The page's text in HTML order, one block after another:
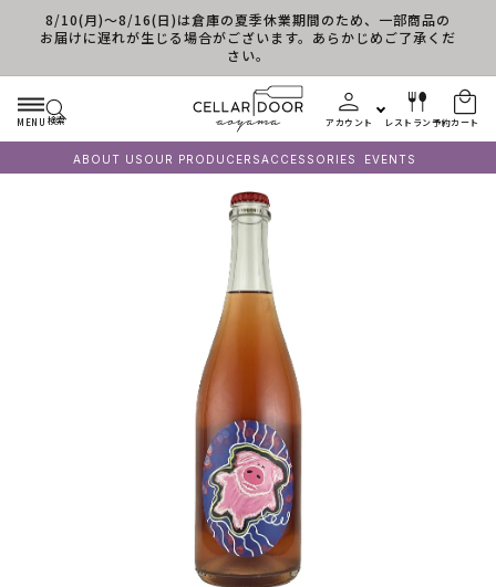
コンテンツに進む
8/10(月)～8/16(日)は倉庫の夏季休業期間のため、一部商品の
お届けに遅れが生じる場合がございます。あらかじめご了承くだ
さい。
MENU 検索 アカウント レストラン予約カート
ABOUT US OUR PRODUCERSACCESSORIES EVENTS